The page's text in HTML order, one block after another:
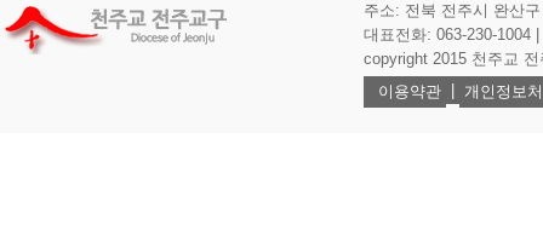
주소: 전북 전주시 완산
대표전화: 063-230-1004
copyright 2015 천주교
이용약관
개인정보